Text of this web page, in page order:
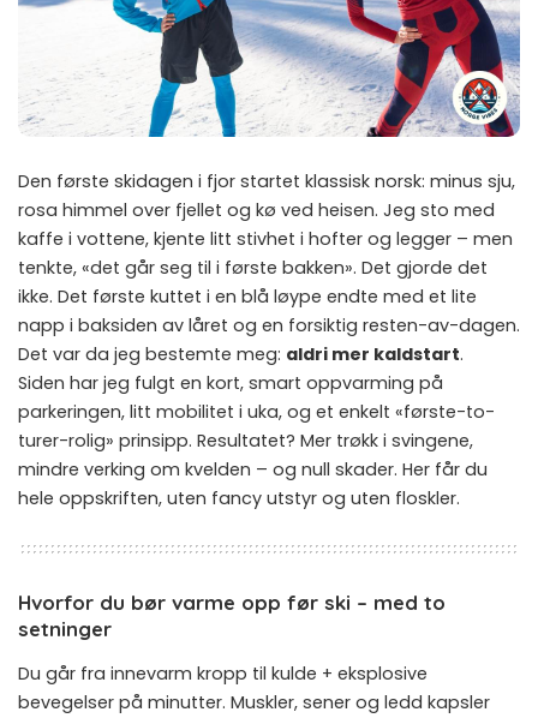
Den første skidagen i fjor startet klassisk norsk: minus sju,
rosa himmel over fjellet og kø ved heisen. Jeg sto med
kaffe i vottene, kjente litt stivhet i hofter og legger – men
tenkte, «det går seg til i første bakken». Det gjorde det
ikke. Det første kuttet i en blå løype endte med et lite
napp i baksiden av låret og en forsiktig resten-av-dagen.
Det var da jeg bestemte meg: aldri mer kaldstart.
Siden har jeg fulgt en kort, smart oppvarming på
parkeringen, litt mobilitet i uka, og et enkelt «første-to-
turer-rolig» prinsipp. Resultatet? Mer trøkk i svingene,
mindre verking om kvelden – og null skader. Her får du
hele oppskriften, uten fancy utstyr og uten floskler.
Hvorfor du bør varme opp før ski – med to
setninger
Du går fra innevarm kropp til kulde + eksplosive
bevegelser på minutter. Muskler, sener og ledd kapsler